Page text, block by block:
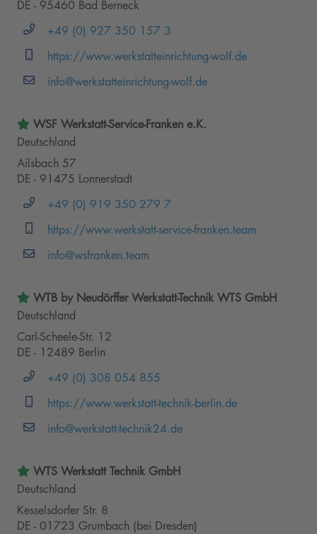
DE - 95460 Bad Berneck
+49 (0) 927 350 157 3
https://www.werkstatteinrichtung-wolf.de
info@werkstatteinrichtung-wolf.de
WSF Werkstatt-Service-Franken e.K.
Deutschland
Ailsbach 57
DE - 91475 Lonnerstadt
+49 (0) 919 350 279 7
https://www.werkstatt-service-franken.team
info@wsfranken.team
WTB by Neudörffer Werkstatt-Technik WTS GmbH
Deutschland
Carl-Scheele-Str. 12
DE - 12489 Berlin
+49 (0) 308 054 855
https://www.werkstatt-technik-berlin.de
info@werkstatt-technik24.de
WTS Werkstatt Technik GmbH
Deutschland
Kesselsdorfer Str. 8
DE - 01723 Grumbach (bei Dresden)